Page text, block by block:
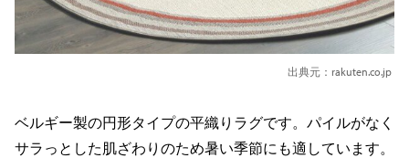
出典元：rakuten.co.jp
ベルギー製の円形タイプの平織りラグです。パイルがなく
サラっとした肌ざわりのため暑い季節にも適しています。